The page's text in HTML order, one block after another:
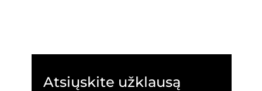
Atsiųskite užklausą